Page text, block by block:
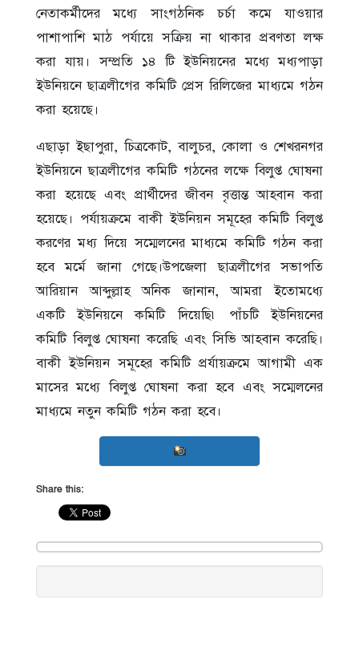
নেতাকর্মীদের মধ্যে সাংগঠনিক চর্চা কমে যাওয়ার
পাশাপাশি মাঠ পর্যায়ে সক্রিয় না থাকার প্রবণতা লক্ষ
করা যায়। সম্প্রতি ১৪ টি ইউনিয়নের মধ্যে মধ্যপাড়া
ইউনিয়নে ছাত্রলীগের কমিটি প্রেস রিলিজের মাধ্যমে গঠন
করা হয়েছে।
এছাড়া ইছাপুরা, চিত্রকোট, বালুচর, কোলা ও শেখরনগর
ইউনিয়নে ছাত্রলীগের কমিটি গঠনের লক্ষে বিলুপ্ত ঘোষনা
করা হয়েছে এবং প্রার্থীদের জীবন বৃত্তান্ত আহবান করা
হয়েছে। পর্যায়ক্রমে বাকী ইউনিয়ন সমূহের কমিটি বিলুপ্ত
করণের মধ্য দিয়ে সম্মেলনের মাধ্যমে কমিটি গঠন করা
হবে মর্মে জানা গেছে।উপজেলা ছাত্রলীগের সভাপতি
আরিয়ান আব্দুল্লাহ অনিক জানান, আমরা ইতোমধ্যে
একটি ইউনিয়নে কমিটি দিয়েছি৷ পাঁচটি ইউনিয়নের
কমিটি বিলুপ্ত ঘোষনা করেছি এবং সিভি আহবান করেছি।
বাকী ইউনিয়ন সমূহের কমিটি প্রর্যায়ক্রমে আগামী এক
মাসের মধ্যে বিলুপ্ত ঘোষনা করা হবে এবং সম্মেলনের
মাধ্যমে নতুন কমিটি গঠন করা হবে।
Share this: